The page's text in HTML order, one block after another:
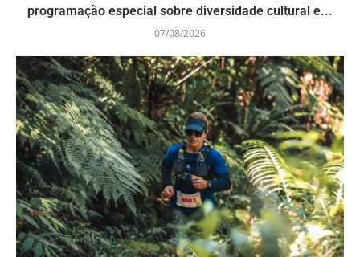
programação especial sobre diversidade cultural e...
07/08/2026